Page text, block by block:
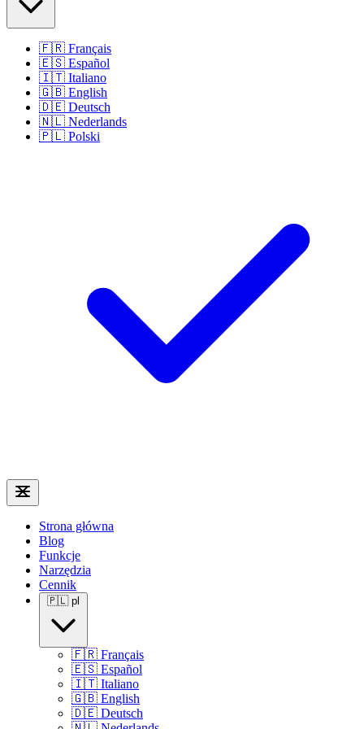
🇫🇷 Français
🇪🇸 Español
🇮🇹 Italiano
🇬🇧 English
🇩🇪 Deutsch
🇳🇱 Nederlands
🇵🇱 Polski
Strona główna
Blog
Funkcje
Narzędzia
Cennik
🇵🇱 pl
🇫🇷 Français
🇪🇸 Español
🇮🇹 Italiano
🇬🇧 English
🇩🇪 Deutsch